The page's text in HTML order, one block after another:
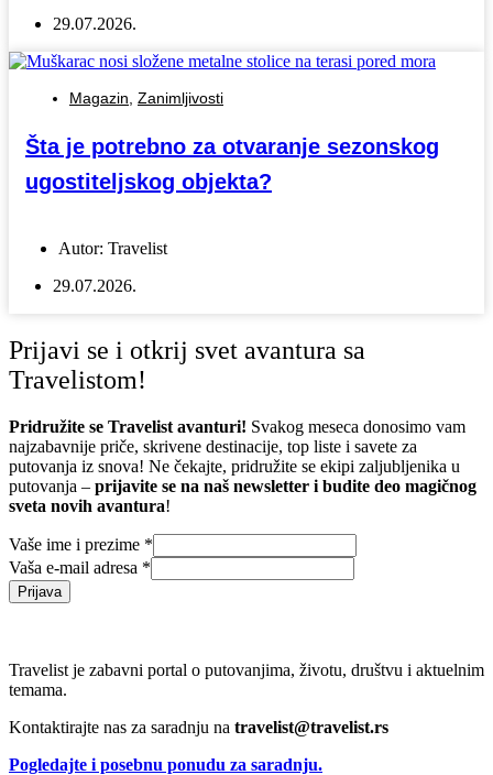
29.07.2026.
Magazin Zanimljivosti
Šta je potrebno za otvaranje sezonskog
ugostiteljskog objekta?
Autor: Travelist
29.07.2026.
Prijavi se i otkrij svet avantura sa
Travelistom!
Pridružite se Travelist avanturi! Svakog meseca donosimo vam
najzabavnije priče, skrivene destinacije, top liste i savete za
putovanja iz snova! Ne čekajte, pridružite se ekipi zaljubljenika u
putovanja – prijavite se na naš newsletter i budite deo magičnog
sveta novih avantura!
Vaše ime i prezime *
Vaša e-mail adresa *
Prijava
Travelist je zabavni portal o putovanjima, životu, društvu i aktuelnim
temama.
Kontaktirajte nas za saradnju na travelist@travelist.rs
Pogledajte i posebnu ponudu za saradnju.